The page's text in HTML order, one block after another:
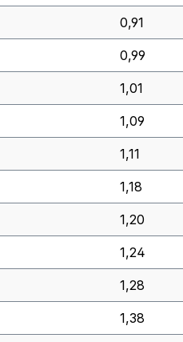
0,91
0,99
1,01
1,09
1,11
1,18
1,20
1,24
1,28
1,38